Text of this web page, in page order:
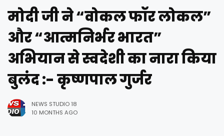
मोदी जी ने “वोकल फॉर लोकल”
और “आत्मनिर्भर भारत”
अभियान से स्वदेशी का नारा किया
बुलंद :- कृष्णपाल गुर्जर
NEWS STUDIO 18
10 MONTHS AGO